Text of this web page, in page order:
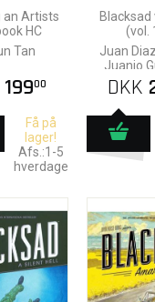
an Artists
HC
Tan
19900
Få på
lager!
Afs.:1-5
hverdage
Blacksad
(vol.
Juan
Juanjo
DKK